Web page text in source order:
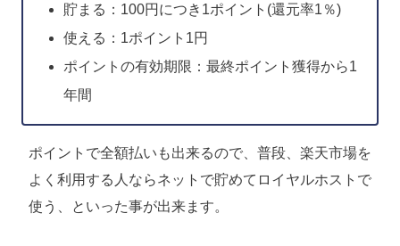
貯まる：100円につき1ポイント(還元率1％)
使える：1ポイント1円
ポイントの有効期限：最終ポイント獲得から1
年間
ポイントで全額払いも出来るので、普段、楽天市場を
よく利用する人ならネットで貯めてロイヤルホストで
使う、といった事が出来ます。